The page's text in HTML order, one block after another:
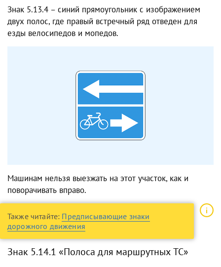
Знак 5.13.4 – синий прямоугольник с изображением
двух полос, где правый встречный ряд отведен для
езды велосипедов и мопедов.
Машинам нельзя выезжать на этот участок, как и
поворачивать вправо.
Также читайте: Предписывающие знаки
дорожного движения
Знак 5.14.1 «Полоса для маршрутных ТС»